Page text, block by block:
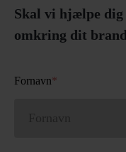
Skal vi hjælpe dig
omkring dit
Fornavn*